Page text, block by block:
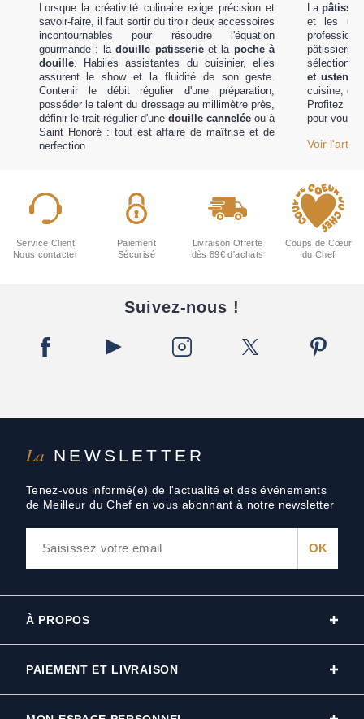
Lorsque la créativité culinaire exige précision et
savoir-faire, il faut sortir du tiroir deux accessoires
incontournables pour résoudre l'équation
gourmande : ladouille patisserieet la poche à
douille. Habiles assistantes du cuisinier, elles
assurent le show et la fluidité de son geste.
Contenir le débit régulier d'une préparation,
posséder le talent du dressage au millimètre près,
définir le trait régulier d'unedouille cannelée ou à
Saint Honoré : tout est affaire de maîtrise et de
perfection.
La
et les
et
cuisine,
Profitez
pour vous
Voir
La NEWSLETTER
Tenez-vous informé(e) de l'actualité et des événements
de Meilleur du Chef en vous abonnant à notre newsletter
Service Client
Nous contacter
Paiement
Sécurisé
Livraison Offerte
dès 89€ d'achats
Coups de Cœur
du Chef
Suivez-nous !
À PROPOS
PAIEMENT ET LIVRAISON